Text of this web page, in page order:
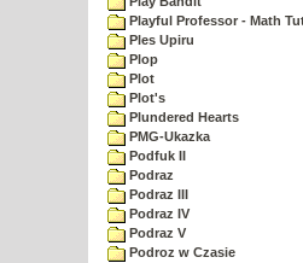
Playful Professor - Math
Ples Upiru
Plop
Plot
Plot's
Plundered Hearts
PMG-Ukazka
Podfuk II
Podraz
Podraz III
Podraz IV
Podraz V
Podroz w Czasie